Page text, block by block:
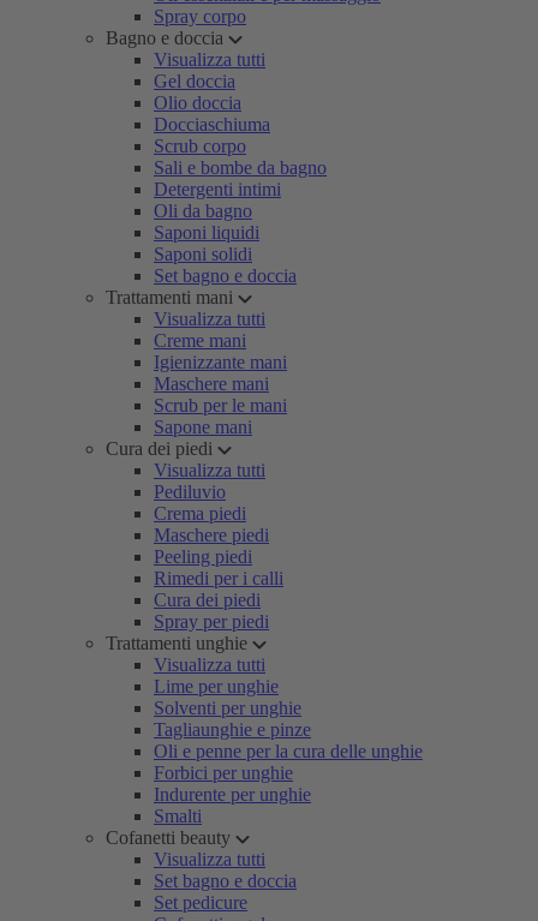
Spray corpo
Bagno e doccia
Visualizza tutti
Gel doccia
Olio doccia
Docciaschiuma
Scrub corpo
Sali e bombe da bagno
Detergenti intimi
Oli da bagno
Saponi liquidi
Saponi solidi
Set bagno e doccia
Trattamenti mani
Visualizza tutti
Creme mani
Igienizzante mani
Maschere mani
Scrub per le mani
Sapone mani
Cura dei piedi
Visualizza tutti
Pediluvio
Crema piedi
Maschere piedi
Peeling piedi
Rimedi per i calli
Cura dei piedi
Spray per piedi
Trattamenti unghie
Visualizza tutti
Lime per unghie
Solventi per unghie
Tagliaunghie e pinze
Oli e penne per la cura delle unghie
Forbici per unghie
Indurente per unghie
Smalti
Cofanetti beauty
Visualizza tutti
Set bagno e doccia
Set pedicure